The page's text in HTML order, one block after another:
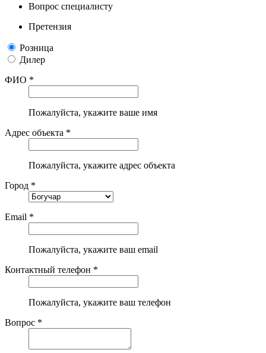
Вопрос специалисту
Претензия
Розница
Дилер
ФИО *
Пожалуйста, укажите ваше имя
Адрес объекта *
Пожалуйста, укажите адрес объекта
Город *
Email *
Пожалуйста, укажите ваш email
Контактный телефон *
Пожалуйста, укажите ваш телефон
Вопрос *